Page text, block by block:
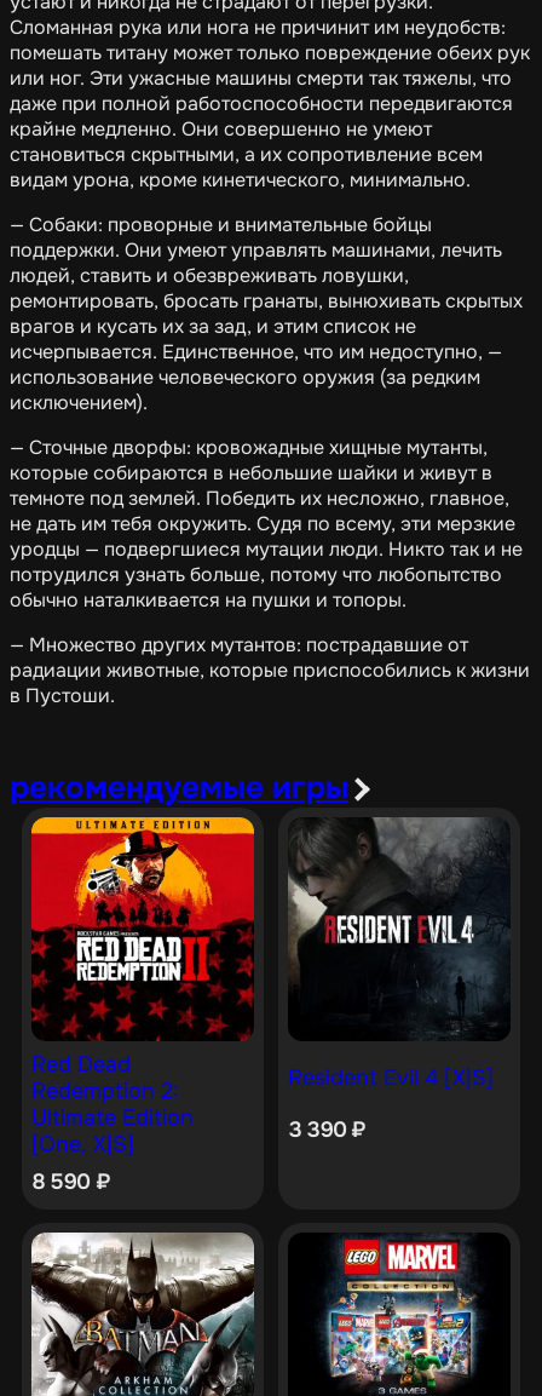
Сломанная рука или нога не причинит им неудобств:
помешать титану может только повреждение обеих рук
или ног. Эти ужасные машины смерти так тяжелы, что
даже при полной работоспособности передвигаются
крайне медленно. Они совершенно не умеют
становиться скрытными, а их сопротивление всем
видам урона, кроме кинетического, минимально.
— Собаки: проворные и внимательные бойцы
поддержки. Они умеют управлять машинами, лечить
людей, ставить и обезвреживать ловушки,
ремонтировать, бросать гранаты, вынюхивать скрытых
врагов и кусать их за зад, и этим список не
исчерпывается. Единственное, что им недоступно, —
использование человеческого оружия (за редким
исключением).
— Сточные дворфы: кровожадные хищные мутанты,
которые собираются в небольшие шайки и живут в
темноте под землей. Победить их несложно, главное,
не дать им тебя окружить. Судя по всему, эти мерзкие
уродцы — подвергшиеся мутации люди. Никто так и не
потрудился узнать больше, потому что любопытство
обычно наталкивается на пушки и топоры.
— Множество других мутантов: пострадавшие от
радиации животные, которые приспособились к жизни
в Пустоши.
рекомендуемые игры
Red Dead
Redemption 2:
Ultimate Edition
[One, X|S]
8 590 ₽
Resident Evil 4 [X|S]
3 390₽